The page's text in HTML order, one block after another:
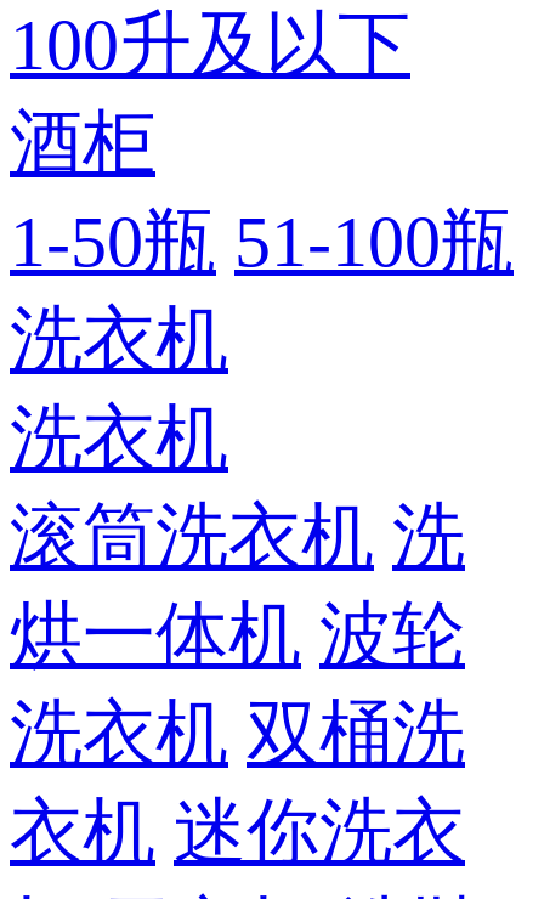
100升及以下
酒柜
1-50瓶 51-100瓶
洗衣机
洗衣机
滚筒洗衣机 洗
烘一体机 波轮
洗衣机 双桶洗
衣机 迷你洗衣